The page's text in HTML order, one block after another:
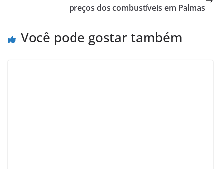
preços dos combustíveis em Palmas
Você pode gostar também